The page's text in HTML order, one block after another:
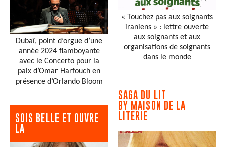
Dubaï, point d’orgue d’une
année 2024 flamboyante
avec le Concerto pour la
paix d’Omar Harfouch en
présence d’Orlando Bloom
SOIS BELLE ET OUVRE
LA
« Touchez pas aux soignants
iraniens » : lettre ouverte
aux soignants et aux
organisations de soignants
dans le monde
SAGA DU LIT
BY MAISON DE LA
LITERIE